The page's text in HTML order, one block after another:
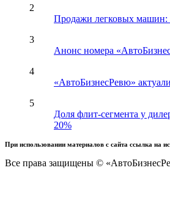
2
Продажи легковых машин:
3
Анонс номера
4
«АвтоБизнесРевю»
5
Доля флит-сегмента у
20%
При использовании материалов с сайта ссылка на
Все права защищены ©